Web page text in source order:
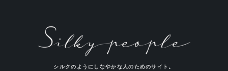
シルクのようにしなやかな人のためのサイト。